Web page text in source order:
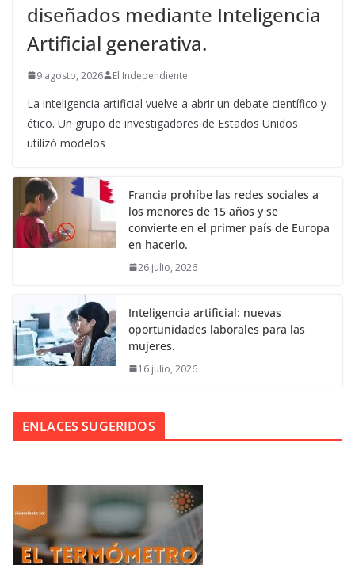
diseñados mediante Inteligencia
Artificial generativa.
9 agosto, 2026 El Independiente
La inteligencia artificial vuelve a abrir un debate científico y
ético. Un grupo de investigadores de Estados Unidos
utilizó modelos
Francia prohíbe las redes sociales a
los menores de 15 años y se
convierte en el primer país de Europa
en hacerlo.
26 julio, 2026
Inteligencia artificial: nuevas
oportunidades laborales para las
mujeres.
16 julio, 2026
ENLACES SUGERIDOS